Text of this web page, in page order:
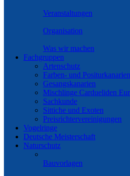
Veranstaltungen
Organisation
Was wir machen
Fachgruppen
Artenschutz
Farben- und Positurkanarien
Gesangskanarien
Mischlinge Cardueliden
Sachkunde
Sittiche und Exoten
Preisrichtervereinigungen
Vogelringe
Deutsche Meisterschaft
Naturschutz
Bauvorlagen